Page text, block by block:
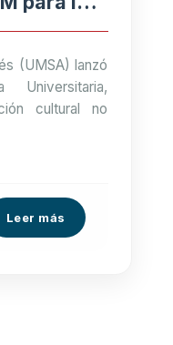
(UMSA) lanzó
cultural no
Leer más